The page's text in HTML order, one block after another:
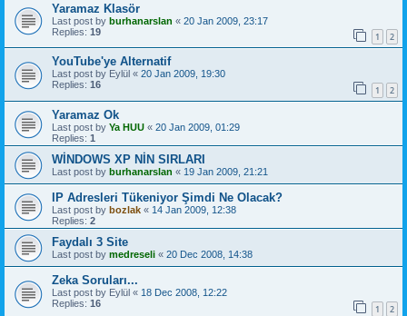
Yaramaz Klasör
Last post by burhanarslan « 20 Jan 2009, 23:17
Replies: 19 1 2
YouTube'ye Alternatif
Last post by Eylül « 20 Jan 2009, 19:30
Replies: 16 1 2
Yaramaz Ok
Last post by Ya HUU « 20 Jan 2009, 01:29
Replies: 1
WİNDOWS XP NİN SIRLARI
Last post by burhanarslan « 19 Jan 2009, 21:21
IP Adresleri Tükeniyor Şimdi Ne Olacak?
Last post by bozlak « 14 Jan 2009, 12:38
Replies: 2
Faydalı 3 Site
Last post by medreseli « 20 Dec 2008, 14:38
Zeka Soruları...
Last post by Eylül « 18 Dec 2008, 12:22
Replies: 16 1 2